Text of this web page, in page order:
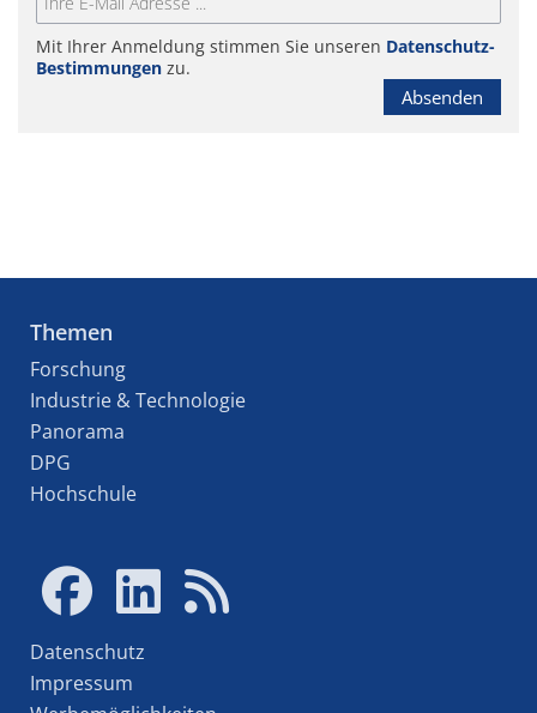
Mit Ihrer Anmeldung stimmen Sie unseren Datenschutz-
Bestimmungen zu.
Absenden
Themen
Forschung
Industrie & Technologie
Panorama
DPG
Hochschule
Datenschutz
Impressum